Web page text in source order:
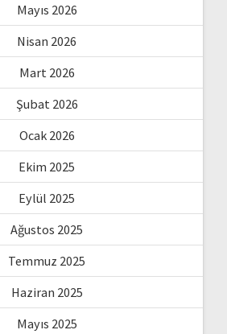
Mayıs 2026
Nisan 2026
Mart 2026
Şubat 2026
Ocak 2026
Ekim 2025
Eylül 2025
Ağustos 2025
Temmuz 2025
Haziran 2025
Mayıs 2025